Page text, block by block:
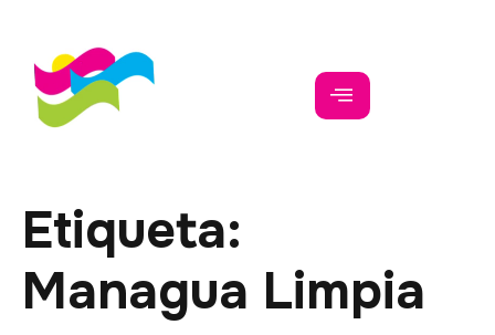
Etiqueta:
Managua Limpia